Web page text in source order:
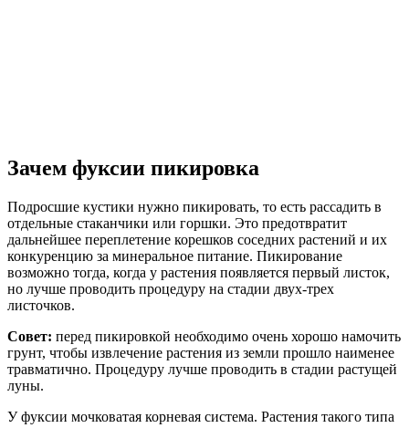
Зачем фуксии пикировка
Подросшие кустики нужно пикировать, то есть рассадить в
отдельные стаканчики или горшки. Это предотвратит
дальнейшее переплетение корешков соседних растений и их
конкуренцию за минеральное питание. Пикирование
возможно тогда, когда у растения появляется первый листок,
но лучше проводить процедуру на стадии двух-трех
листочков.
Совет: перед пикировкой необходимо очень хорошо намочить
грунт, чтобы извлечение растения из земли прошло наименее
травматично. Процедуру лучше проводить в стадии растущей
луны.
У фуксии мочковатая корневая система. Растения такого типа